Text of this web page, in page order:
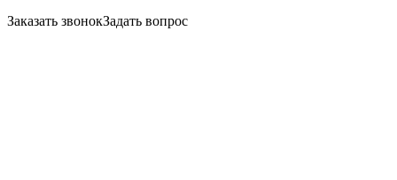
Заказать звонокЗадать вопрос